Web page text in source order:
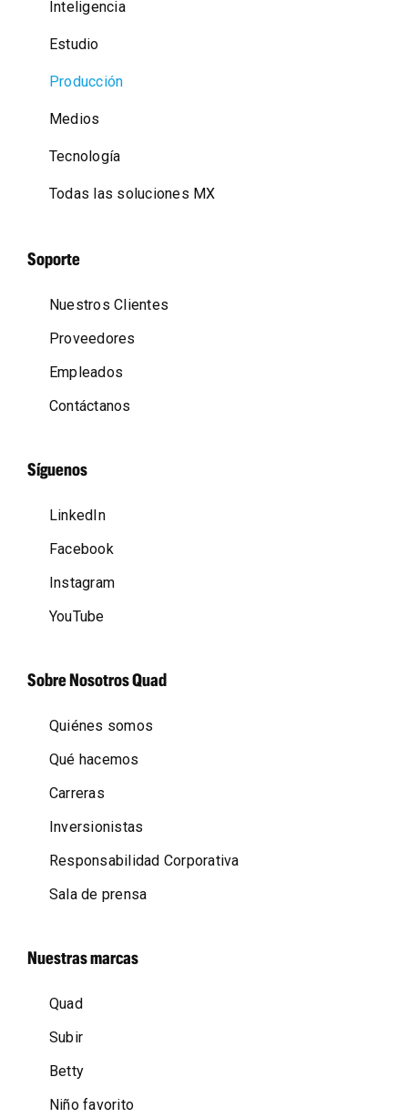
Inteligencia
Estudio
Producción
Medios
Tecnología
Todas las soluciones MX
Soporte
Nuestros Clientes
Proveedores
Empleados
Contáctanos
Síguenos
LinkedIn
Facebook
Instagram
YouTube
Sobre Nosotros Quad
Quiénes somos
Qué hacemos
Carreras
Inversionistas
Responsabilidad Corporativa
Sala de prensa
Nuestras marcas
Quad
Subir
Betty
Niño favorito